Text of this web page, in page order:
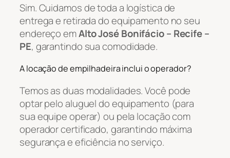
Sim. Cuidamos de toda a logística de
entrega e retirada do equipamento no seu
endereço emAlto José Bonifácio – Recife –
PE, garantindo sua comodidade.
A locação de empilhadeira inclui o operador?
Temos as duas modalidades. Você pode
optar pelo aluguel do equipamento (para
sua equipe operar) ou pela locação com
operador certificado, garantindo máxima
segurança e eficiência no serviço.